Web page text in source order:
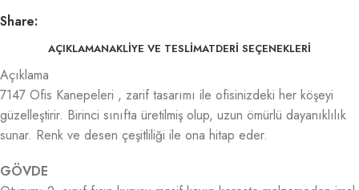
Share:
AÇIKLAMANAKLIYE VE TESLIMATDERI SEÇENEKLERI
Açıklama
7147 Ofis Kanepeleri , zarif tasarımı ile ofisinizdeki her köşeyi
güzelleştirir. Birinci sınıfta üretilmiş olup, uzun ömürlü dayanıklılık
sunar. Renk ve desen çeşitliliği ile ona hitap eder.
GÖVDE